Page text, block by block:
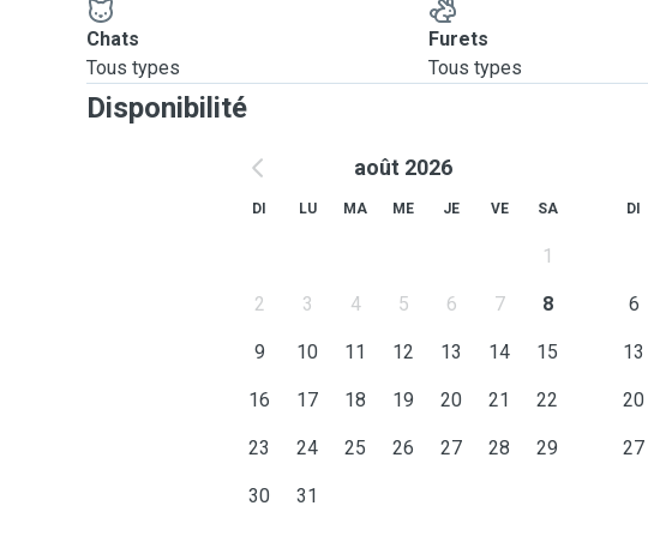
Chats
Tous types
Furets
Tous types
Disponibilité
août 2026
DI LU MA ME JE VE SA
1
2 3 4 5 6 7 8
9 10 11 12 13 14 15
16 17 18 19 20 21 22
23 24 25 26 27 28 29
30 31
DI
6
13
20
27